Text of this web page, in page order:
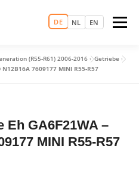
DE NL EN Menü
VEREINBAREN
(R55-R61) 2006-2016 »Getriebe »
7609177 MINI R55-R57
GA6F21WA –
MINI R55-R57
Preis war: 949,00 €